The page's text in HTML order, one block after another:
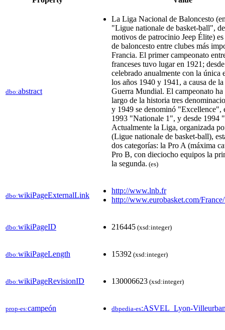
dbo:abstract
La Liga Nacional de Baloncesto
"Ligue nationale de basket-ball",
motivos de patrocinio Jeep Élite)
de baloncesto entre clubes más
Francia. El primer campeonato
franceses tuvo lugar en 1921;
celebrado anualmente con la única
los años 1940 y 1941, a causa de
Guerra Mundial. El campeonato
largo de la historia tres
y 1949 se denominó "Excellence",
1993 "Nationale 1", y desde 1994
Actualmente la Liga, organizada
(Ligue nationale de basket-ball),
dos categorías: la Pro A (máxima
Pro B, con dieciocho equipos la
la segunda. (es)
dbo:wikiPageExternalLink
http://www.lnb.fr
http://www.eurobasket.com/
dbo:wikiPageID 216445 (xsd:integer)
dbo:wikiPageLength 15392 (xsd:integer)
dbo:wikiPageRevisionID 130006623 (xsd:integer)
prop-es:campeón dbpedia-es:ASVEL_Lyon-